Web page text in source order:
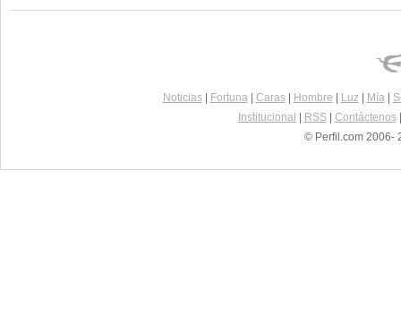
Noticias| Fortuna| Caras| Hombre Luz| Mía|
Institucional
RSS| Contáctenos
© Perfil.com 2006-